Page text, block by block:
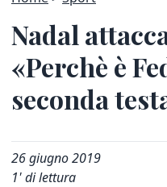
Nadal
«Perchè è
seconda
26 giugno 2019
1' di lettura